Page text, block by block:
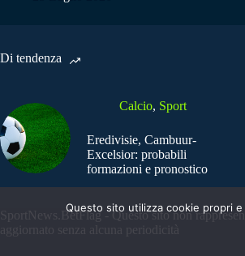
Di tendenza
Calcio, Sport
Eredivisie, Cambuur-
Excelsior: probabili
formazioni e pronostico
SportNews.BetFlag - Questo sito non
aggiornato senza alcuna periodicità
Questo sito utilizza cookie propri